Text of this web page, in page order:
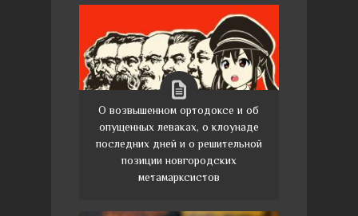
О возвышенном ортодоксе и об
опущенных леваках, о клоунаде
последних дней и о решительной
позиции новгородских
метамарксистов